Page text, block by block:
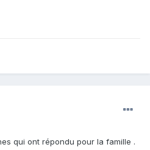
qui ont répondu pour la famille .